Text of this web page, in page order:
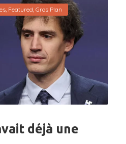
, Featured, Gros Plan
déjà une